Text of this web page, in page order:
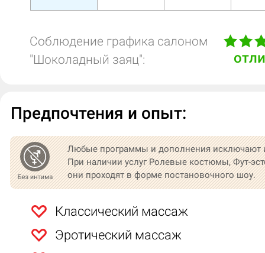
Соблюдение графика салоном
"Шоколадный заяц":
Предпочтения и опыт:
Любые программы и дополнения исключают
При наличии услуг Ролевые костюмы, Фут-
они проходят в форме постановочного шоу.
Классический массаж
Эротический массаж